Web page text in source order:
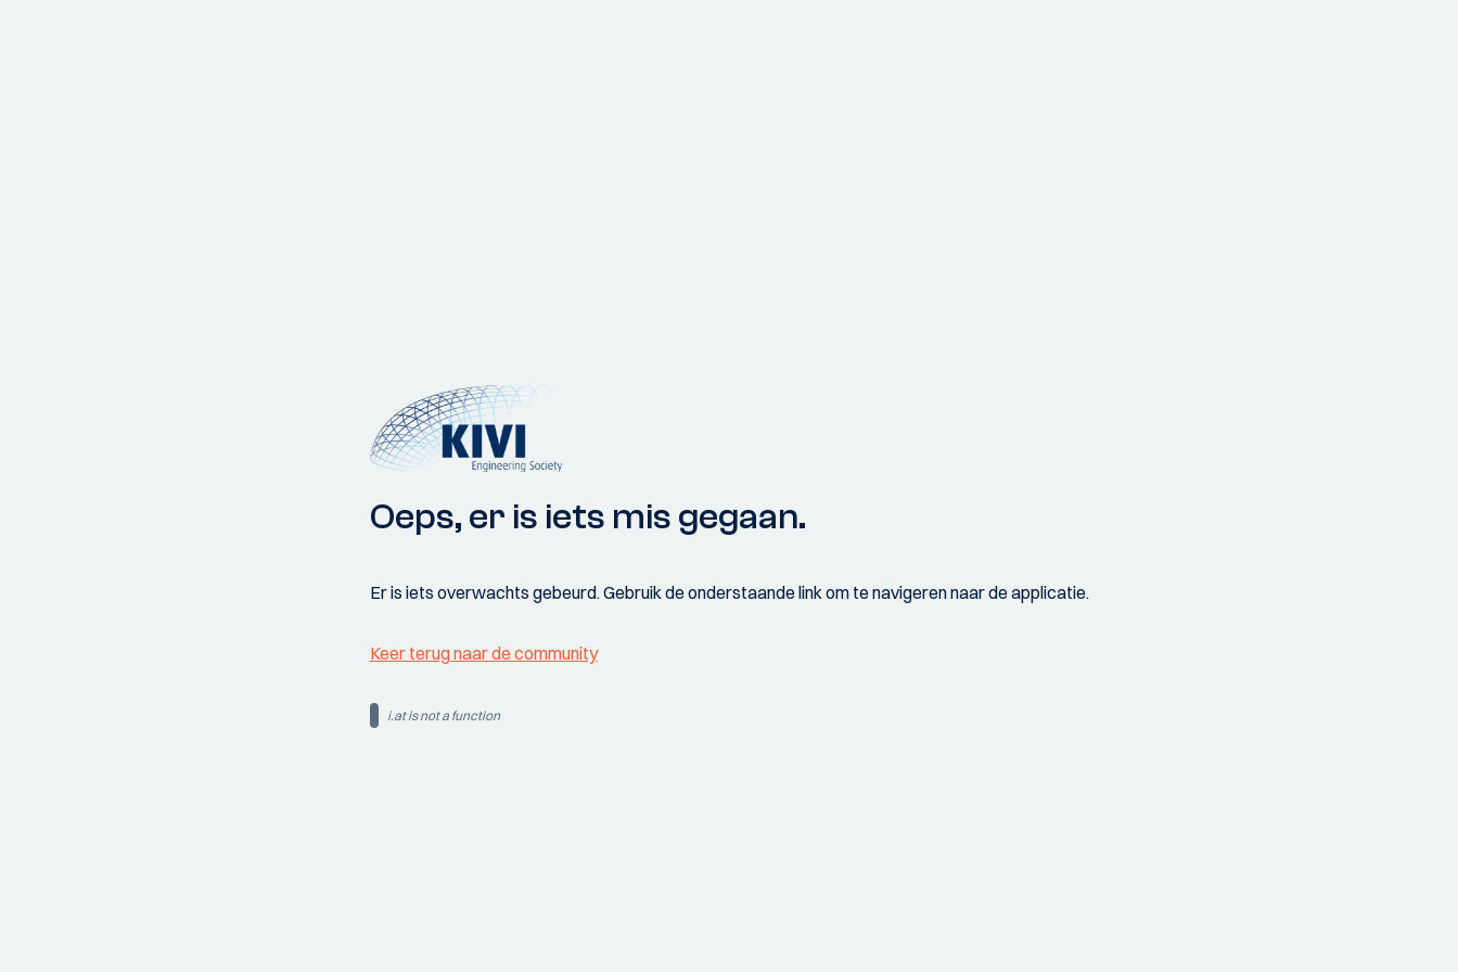
Oeps, er is iets mis gegaan.
Er is iets overwachts gebeurd. Gebruik de onderstaande link om te navigeren naar de applicatie.
Keer terug naar de community
i.at is not a function